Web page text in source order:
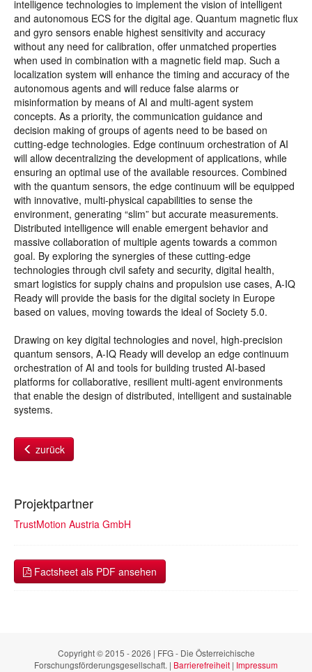
intelligence technologies to implement the vision of intelligent
and autonomous ECS for the digital age. Quantum magnetic flux
and gyro sensors enable highest sensitivity and accuracy
without any need for calibration, offer unmatched properties
when used in combination with a magnetic field map. Such a
localization system will enhance the timing and accuracy of the
autonomous agents and will reduce false alarms or
misinformation by means of AI and multi-agent system
concepts. As a priority, the communication guidance and
decision making of groups of agents need to be based on
cutting-edge technologies. Edge continuum orchestration of AI
will allow decentralizing the development of applications, while
ensuring an optimal use of the available resources. Combined
with the quantum sensors, the edge continuum will be equipped
with innovative, multi-physical capabilities to sense the
environment, generating “slim” but accurate measurements.
Distributed intelligence will enable emergent behavior and
massive collaboration of multiple agents towards a common
goal. By exploring the synergies of these cutting-edge
technologies through civil safety and security, digital health,
smart logistics for supply chains and propulsion use cases, A-IQ
Ready will provide the basis for the digital society in Europe
based on values, moving towards the ideal of Society 5.0.
Drawing on key digital technologies and novel, high-precision
quantum sensors, A-IQ Ready will develop an edge continuum
orchestration of AI and tools for building trusted AI-based
platforms for collaborative, resilient multi-agent environments
that enable the design of distributed, intelligent and sustainable
systems.
zurück
Projektpartner
TrustMotion Austria GmbH
Factsheet als PDF ansehen
Copyright © 2015 - 2026 | FFG - Die Österreichische
Forschungsförderungsgesellschaft. | Barrierefreiheit | Impressum